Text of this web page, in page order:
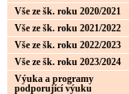
Vše ze šk. roku 2020/2021
Vše ze šk. roku 2021/2022
Vše ze šk. roku 2022/2023
Vše ze šk. roku 2023/2024
Výuka a programy
podporující výuku